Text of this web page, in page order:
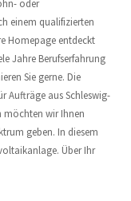
oder
einem qualifizierten
Homepage entdeckt
Jahre Berufserfahrung
Sie gerne. Die
Aufträge aus Schleswig-
möchten wir Ihnen
geben. In diesem
Über Ihr